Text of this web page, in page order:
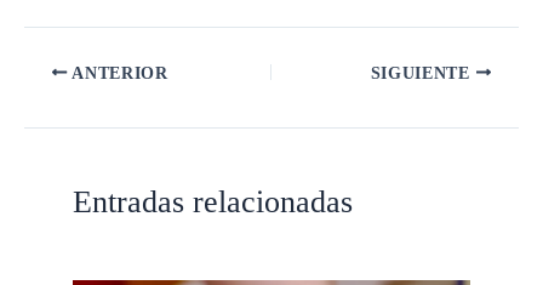
ANTERIOR SIGUIENTE
Entradas relacionadas